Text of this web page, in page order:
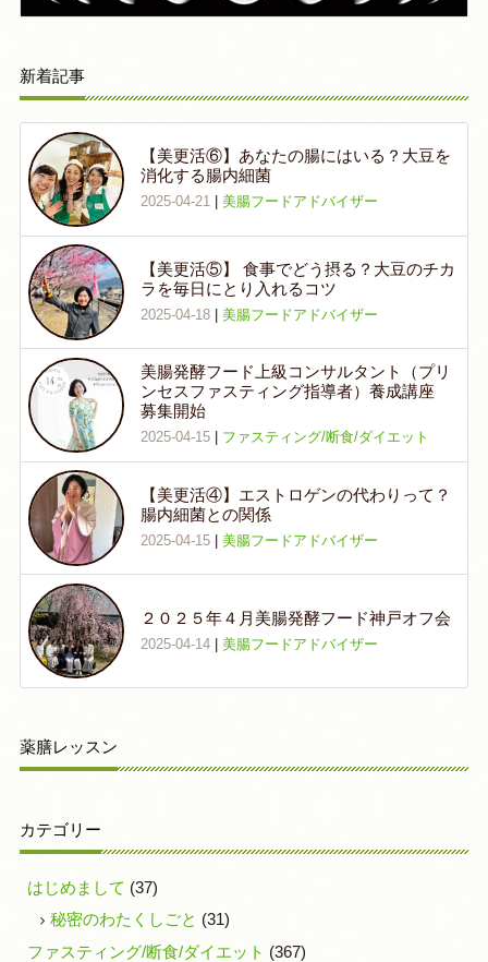
新着記事
【美更活⑥】あなたの腸にはいる？大豆を
消化する腸内細菌
2025-04-21| 美腸フードアドバイザー
【美更活⑤】 食事でどう摂る？大豆のチカ
ラを毎日にとり入れるコツ
2025-04-18| 美腸フードアドバイザー
美腸発酵フード上級コンサルタント（プリ
ンセスファスティング指導者）養成講座
募集開始
2025-04-15| ファスティング/断食/ダイエット
【美更活④】エストロゲンの代わりって？
腸内細菌との関係
2025-04-15| 美腸フードアドバイザー
２０２５年４月美腸発酵フード神戸オフ会
2025-04-14| 美腸フードアドバイザー
薬膳レッスン
カテゴリー
はじめまして (37)
秘密のわたくしごと (31)
ファスティング/断食/ダイエット (367)